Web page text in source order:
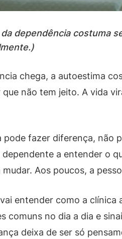
dependência costuma
chega, a autoestima
não tem jeito. A vida
pode fazer diferença,
a entender o
Aos poucos, a
entender como a clínica
comuns no dia a dia e
deixa de ser só